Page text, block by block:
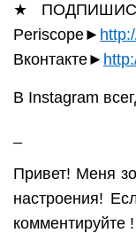
Periscope►
Вконтакте►
В Instagram
Привет! Меня
настроения!
комментируйте